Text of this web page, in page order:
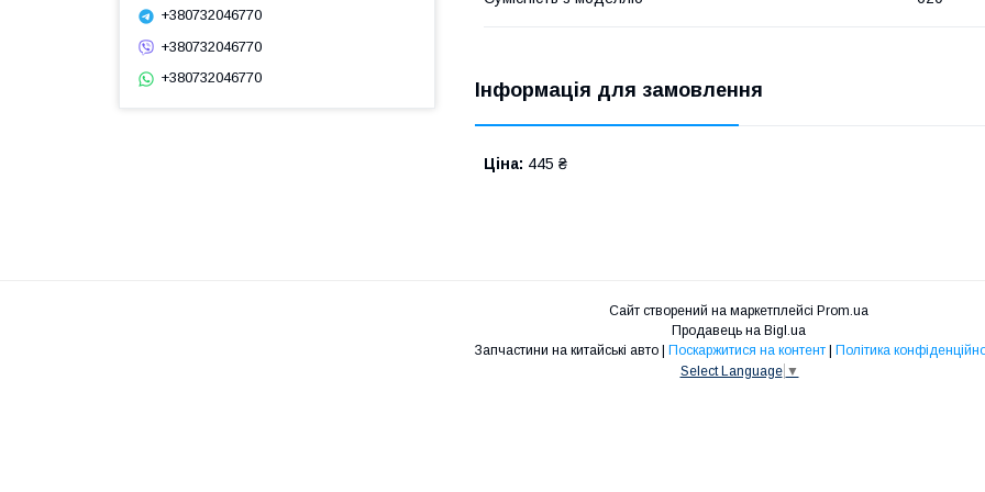
Інформація для замовлення
Ціна: 445 ₴
+380732046770
+380732046770
+380732046770
Сайт створений на маркетплейсі Prom.ua
Продавець на Bigl.ua
Запчастини на китайські авто | Поскаржитися на контент | Політика
Select Language ▼